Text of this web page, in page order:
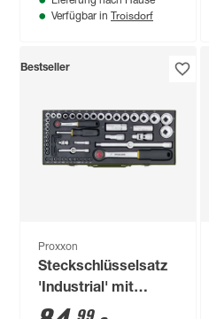
Verfügbar in Troisdorf
Bestseller
Proxxon
Steckschlüsselsatz
'Industrial' mit
Ratschenschlüssel